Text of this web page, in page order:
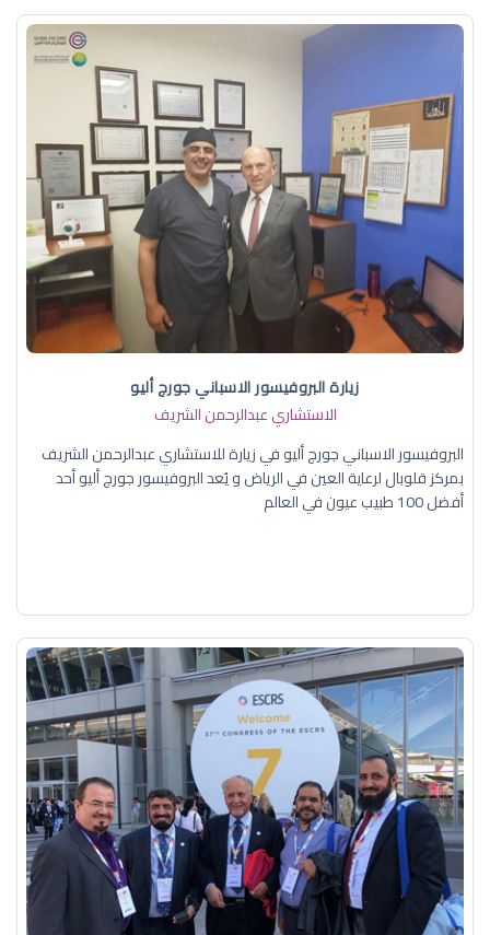
زيارة البروفيسور الاسباني جورج أليو
الاستشاري عبدالرحمن الشريف
البروفيسور الاسباني جورج أليو في زيارة للاستشاري عبدالرحمن الشريف
بمركز قلوبال لرعاية العين في الرياض و يُعد البروفيسور جورج أليو أحد
أفضل 100 طبيب عيون في العالم